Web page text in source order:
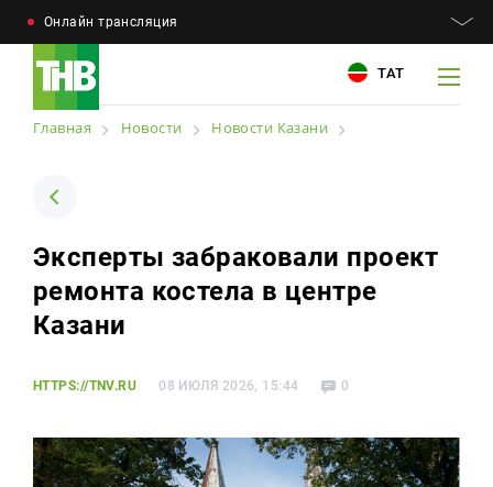
Онлайн трансляция
ТАТ
Новости
Телепроекты
О компании
Для связи
+7 (843) 570−50−00
Главная Новости Новости Казани
Эксперты забраковали проект
ремонта костела в центре
Казани
HTTPS://TNV.RU 08 ИЮЛЯ 2026, 15:44 0